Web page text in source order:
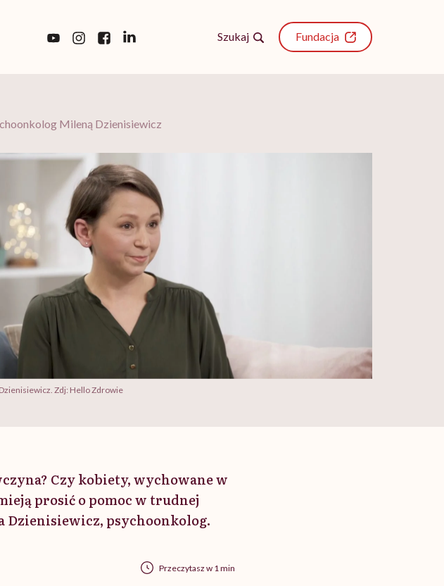
Szukaj Fundacja
Mileną Dzienisiewicz
Zdj: Hello Zdrowie
Czy kobiety, wychowane w
prosić o pomoc w trudnej
Dzienisiewicz, psychoonkolog.
Przeczytasz w 1 min